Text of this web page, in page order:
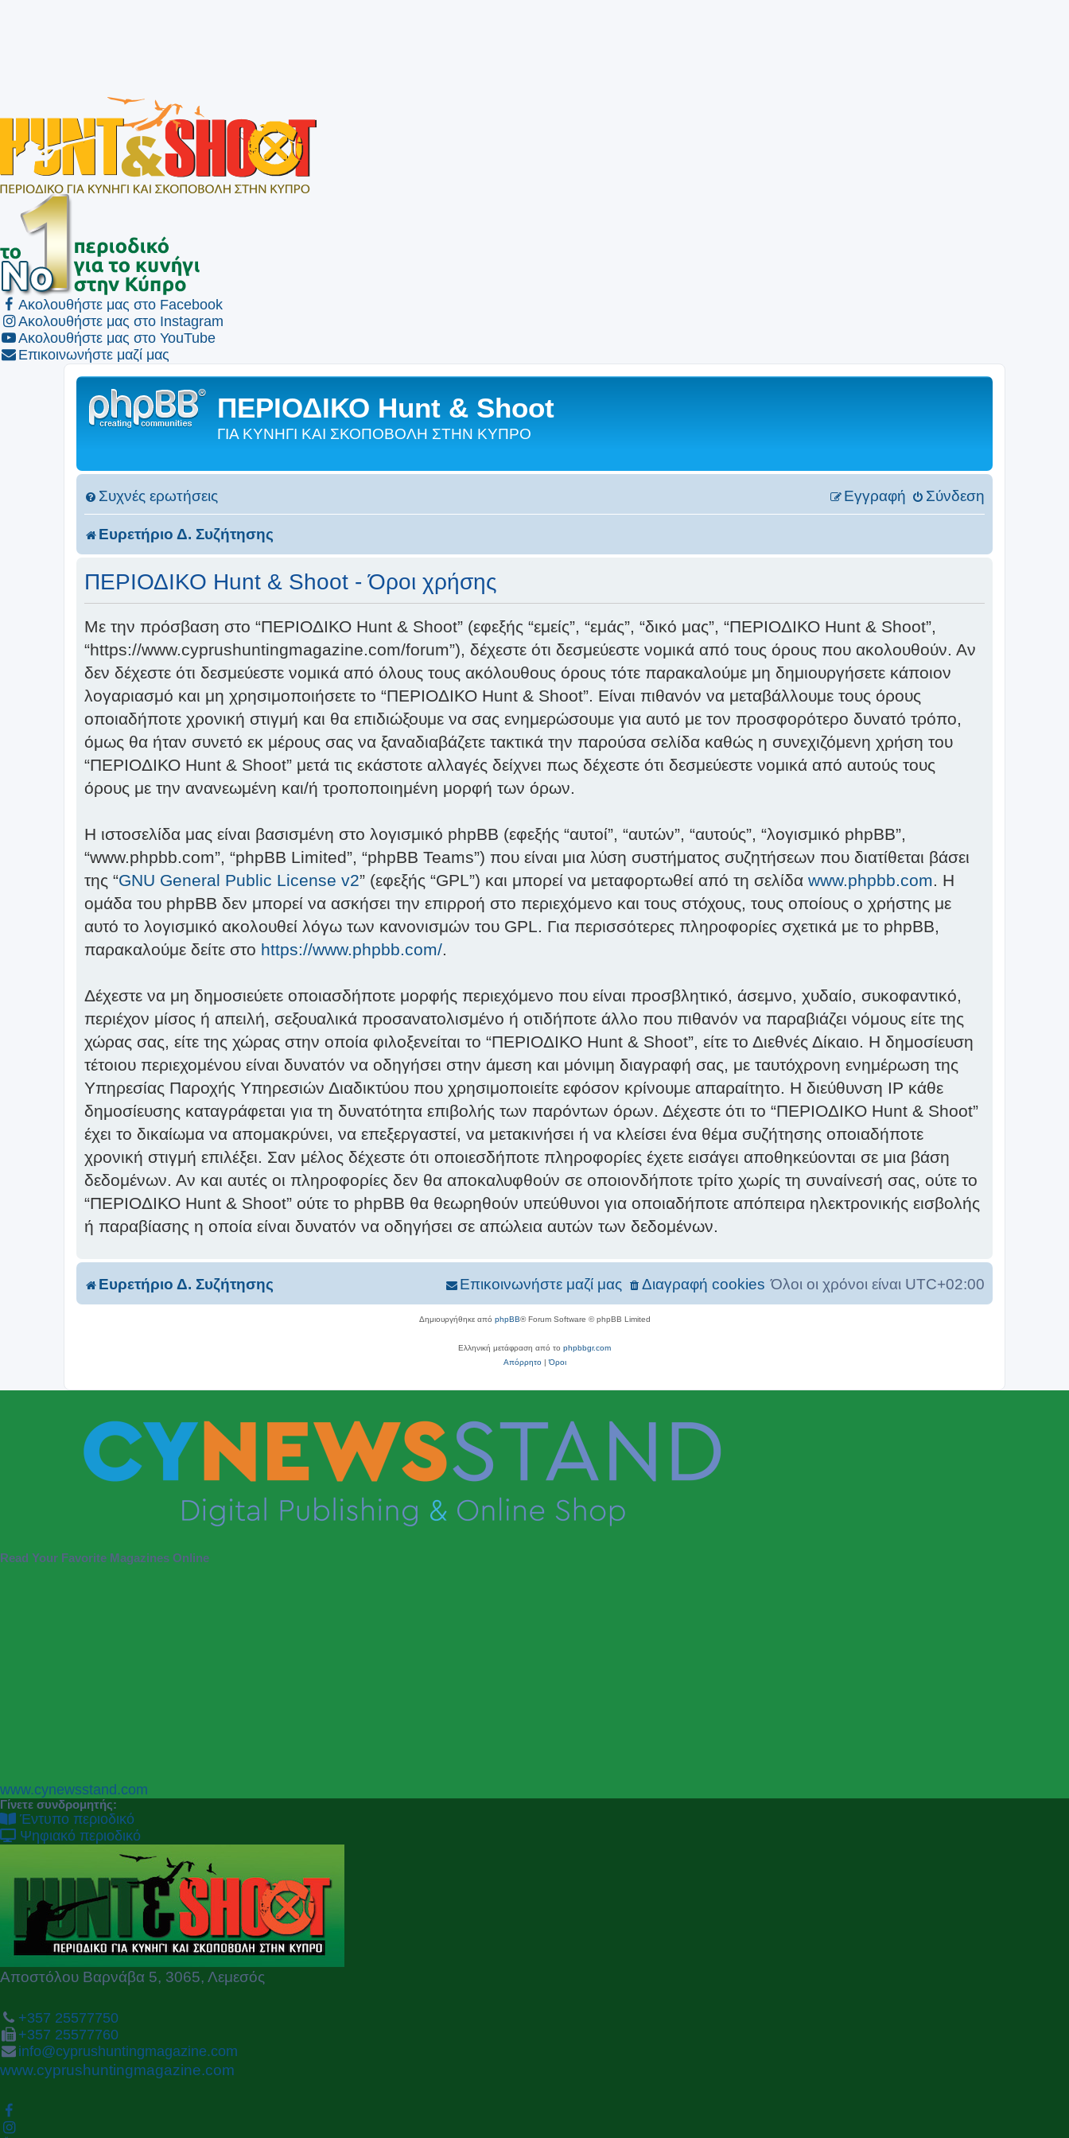
Ακολουθήστε μας στο Facebook
Ακολουθήστε μας στο Instagram
Ακολουθήστε μας στο YouTube
Επικοινωνήστε μαζί μας
ΠΕΡΙΟΔΙΚΟ Hunt & Shoot
ΓΙΑ ΚΥΝΗΓΙ ΚΑΙ ΣΚΟΠΟΒΟΛΗ ΣΤΗΝ ΚΥΠΡΟ
Συχνές ερωτήσεις Σύνδεση
Εγγραφή
Ευρετήριο Δ. Συζήτησης
ΠΕΡΙΟΔΙΚΟ Hunt & Shoot - Όροι χρήσης
Με την πρόσβαση στο “ΠΕΡΙΟΔΙΚΟ Hunt & Shoot” (εφεξής “εμείς”, “εμάς”, “δικό μας”, “ΠΕΡΙΟΔΙΚΟ Hunt & Shoot”,
“https://www.cyprushuntingmagazine.com/forum”), δέχεστε ότι δεσμεύεστε νομικά από τους όρους που ακολουθούν. Αν
δεν δέχεστε ότι δεσμεύεστε νομικά από όλους τους ακόλουθους όρους τότε παρακαλούμε μη δημιουργήσετε κάποιον
λογαριασμό και μη χρησιμοποιήσετε το “ΠΕΡΙΟΔΙΚΟ Hunt & Shoot”. Είναι πιθανόν να μεταβάλλουμε τους όρους
οποιαδήποτε χρονική στιγμή και θα επιδιώξουμε να σας ενημερώσουμε για αυτό με τον προσφορότερο δυνατό τρόπο,
όμως θα ήταν συνετό εκ μέρους σας να ξαναδιαβάζετε τακτικά την παρούσα σελίδα καθώς η συνεχιζόμενη χρήση του
“ΠΕΡΙΟΔΙΚΟ Hunt & Shoot” μετά τις εκάστοτε αλλαγές δείχνει πως δέχεστε ότι δεσμεύεστε νομικά από αυτούς τους
όρους με την ανανεωμένη και/ή τροποποιημένη μορφή των όρων.
Η ιστοσελίδα μας είναι βασισμένη στο λογισμικό phpBB (εφεξής “αυτοί”, “αυτών”, “αυτούς”, “λογισμικό phpBB”,
“www.phpbb.com”, “phpBB Limited”, “phpBB Teams”) που είναι μια λύση συστήματος συζητήσεων που διατίθεται βάσει
της “GNU General Public License v2” (εφεξής “GPL”) και μπορεί να μεταφορτωθεί από τη σελίδα www.phpbb.com. Η
ομάδα του phpBB δεν μπορεί να ασκήσει την επιρροή στο περιεχόμενο και τους στόχους, τους οποίους ο χρήστης με
αυτό το λογισμικό ακολουθεί λόγω των κανονισμών του GPL. Για περισσότερες πληροφορίες σχετικά με το phpBB,
παρακαλούμε δείτε στο https://www.phpbb.com/.
Δέχεστε να μη δημοσιεύετε οποιασδήποτε μορφής περιεχόμενο που είναι προσβλητικό, άσεμνο, χυδαίο, συκοφαντικό,
περιέχον μίσος ή απειλή, σεξουαλικά προσανατολισμένο ή οτιδήποτε άλλο που πιθανόν να παραβιάζει νόμους είτε της
χώρας σας, είτε της χώρας στην οποία φιλοξενείται το “ΠΕΡΙΟΔΙΚΟ Hunt & Shoot”, είτε το Διεθνές Δίκαιο. Η δημοσίευση
τέτοιου περιεχομένου είναι δυνατόν να οδηγήσει στην άμεση και μόνιμη διαγραφή σας, με ταυτόχρονη ενημέρωση της
Υπηρεσίας Παροχής Υπηρεσιών Διαδικτύου που χρησιμοποιείτε εφόσον κρίνουμε απαραίτητο. Η διεύθυνση IP κάθε
δημοσίευσης καταγράφεται για τη δυνατότητα επιβολής των παρόντων όρων. Δέχεστε ότι το “ΠΕΡΙΟΔΙΚΟ Hunt & Shoot”
έχει το δικαίωμα να απομακρύνει, να επεξεργαστεί, να μετακινήσει ή να κλείσει ένα θέμα συζήτησης οποιαδήποτε
χρονική στιγμή επιλέξει. Σαν μέλος δέχεστε ότι οποιεσδήποτε πληροφορίες έχετε εισάγει αποθηκεύονται σε μια βάση
δεδομένων. Αν και αυτές οι πληροφορίες δεν θα αποκαλυφθούν σε οποιονδήποτε τρίτο χωρίς τη συναίνεσή σας, ούτε το
“ΠΕΡΙΟΔΙΚΟ Hunt & Shoot” ούτε το phpBB θα θεωρηθούν υπεύθυνοι για οποιαδήποτε απόπειρα ηλεκτρονικής εισβολής
ή παραβίασης η οποία είναι δυνατόν να οδηγήσει σε απώλεια αυτών των δεδομένων.
Ευρετήριο Δ. Συζήτησης Όλοι οι χρόνοι είναι UTC+02:00
Διαγραφή cookies
Επικοινωνήστε μαζί μας
Δημιουργήθηκε από phpBB® Forum Software © phpBB Limited
Ελληνική μετάφραση από το phpbbgr.com
Απόρρητο|Όροι
Read Your Favorite Magazines Online
P
r
e
v
N
e
x
t
www.cynewsstand.com
Γίνετε συνδρομητής:
Έντυπο περιοδικό
Ψηφιακό περιοδικό
Αποστόλου Βαρνάβα 5, 3065, Λεμεσός
+357 25577750
+357 25577760
info@cyprushuntingmagazine.com
www.cyprushuntingmagazine.com